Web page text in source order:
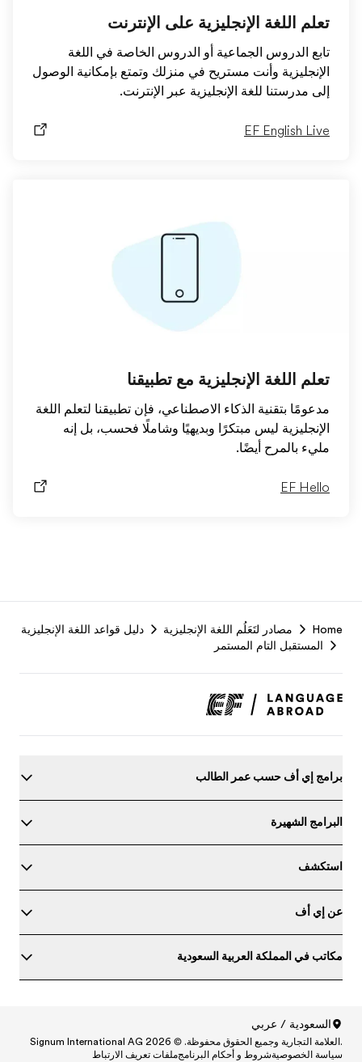
تعلم اللغة الإنجليزية على الإنترنت
تابع الدروس الجماعية أو الدروس الخاصة في اللغة
الإنجليزية وأنت مستريح في منزلك وتمتع بإمكانية الوصول
إلى مدرستنا للغة الإنجليزية عبر الإنترنت.
EF English Live
تعلم اللغة الإنجليزية مع تطبيقنا
مدعومًا بتقنية الذكاء الاصطناعي، فإن تطبيقنا لتعلم اللغة
الإنجليزية ليس مبتكرًا وبديهيًا وشاملًا فحسب، بل إنه
مليء بالمرح أيضًا.
EF Hello
Home مصادر لتَعَلُم اللغة الإنجليزية
دليل قواعد اللغة الإنجليزية
المستقبل التام المستمر
برامج إي أف حسب عمر الطالب
البرامج الشهيرة
استكشف
عن إي أف
مكاتب في المملكة العربية السعودية
السعودية / عربي
North America/Canada / English
.العلامة التجارية وجميع الحقوق محفوظة. © Signum International AG 2026
سياسة الخصوصيةشروط و أحكام البرنامجملفات تعريف الارتباط